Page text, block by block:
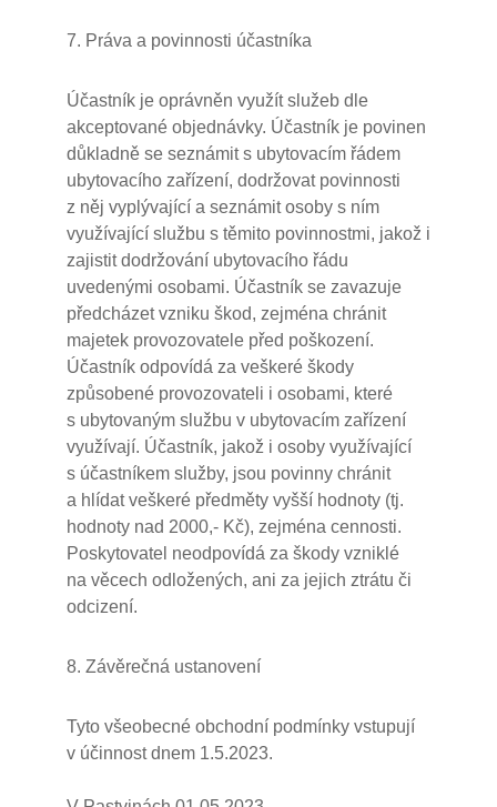
7. Práva a povinnosti účastníka
Účastník je oprávněn využít služeb dle
akceptované objednávky. Účastník je povinen
důkladně se seznámit s ubytovacím řádem
ubytovacího zařízení, dodržovat povinnosti
z něj vyplývající a seznámit osoby s ním
využívající službu s těmito povinnostmi, jakož i
zajistit dodržování ubytovacího řádu
uvedenými osobami. Účastník se zavazuje
předcházet vzniku škod, zejména chránit
majetek provozovatele před poškození.
Účastník odpovídá za veškeré škody
způsobené provozovateli i osobami, které
s ubytovaným službu v ubytovacím zařízení
využívají. Účastník, jakož i osoby využívající
s účastníkem služby, jsou povinny chránit
a hlídat veškeré předměty vyšší hodnoty (tj.
hodnoty nad 2000,- Kč), zejména cennosti.
Poskytovatel neodpovídá za škody vzniklé
na věcech odložených, ani za jejich ztrátu či
odcizení.
8. Závěrečná ustanovení
Tyto všeobecné obchodní podmínky vstupují
v účinnost dnem 1.5.2023.